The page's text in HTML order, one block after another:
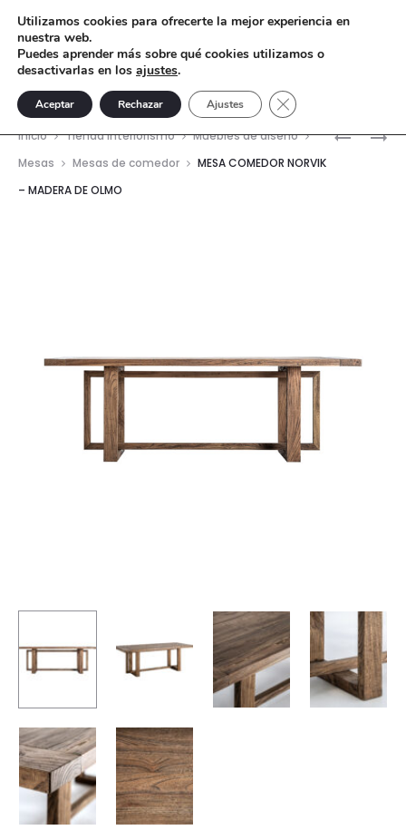
CONSOLA
MESA
Inicio Tienda interiorismo
Muebles de diseño
Mesas
Mesas de comedor
MESA COMEDOR NORVIK
– MADERA DE OLMO
Utilizamos cookies para ofrecerte la mejor experiencia en
nuestra web.
Puedes aprender más sobre qué cookies utilizamos o
desactivarlas en los ajustes.
Aceptar Rechazar Ajustes Cerrar el banner de